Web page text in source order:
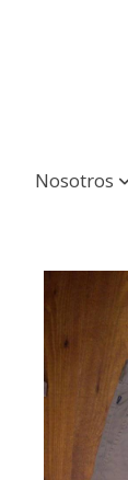
Nosotros